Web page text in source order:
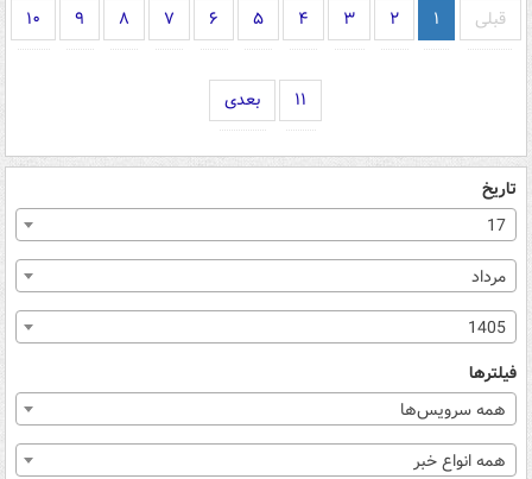
قبلی ۱ ۲ ۳ ۴ ۵ ۶ ۷ ۸ ۹ ۱۰
۱۱ بعدی
تاریخ
17
مرداد
1405
فیلترها
همه سرویس‌ها
همه انواع خبر